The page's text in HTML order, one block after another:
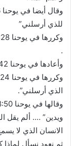
للذي أرسلني”
.
وأعادها في يوحنا 8:42 ” لاني لم آت من نفسي بل ذاك أرسلني”
الذي أرسلني”.
الانسان الذي لا